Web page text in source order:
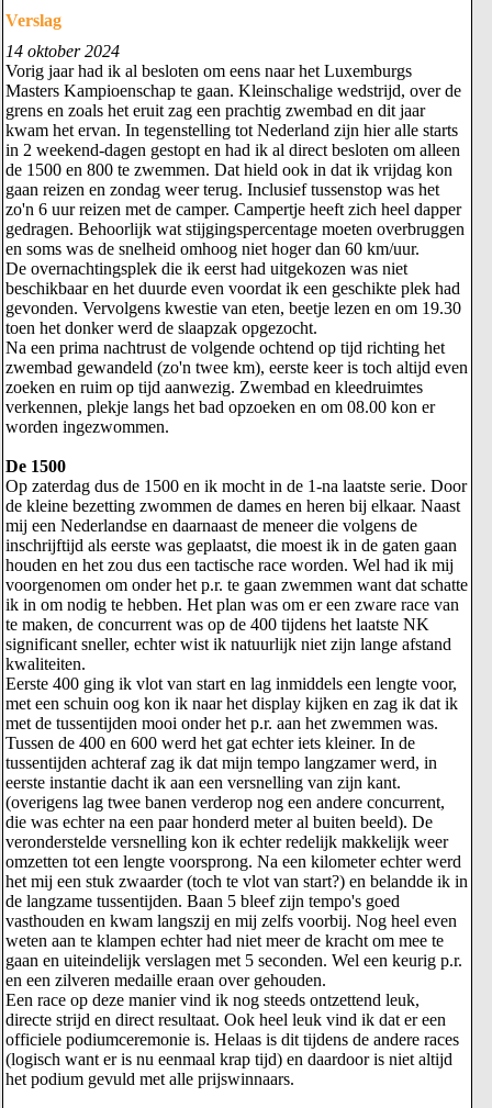
Verslag
14 oktober 2024
Vorig jaar had ik al besloten om eens naar het Luxemburgs
Masters Kampioenschap te gaan. Kleinschalige wedstrijd, over de
grens en zoals het eruit zag een prachtig zwembad en dit jaar
kwam het ervan. In tegenstelling tot Nederland zijn hier alle starts
in 2 weekend-dagen gestopt en had ik al direct besloten om alleen
de 1500 en 800 te zwemmen. Dat hield ook in dat ik vrijdag kon
gaan reizen en zondag weer terug. Inclusief tussenstop was het
zo'n 6 uur reizen met de camper. Campertje heeft zich heel dapper
gedragen. Behoorlijk wat stijgingspercentage moeten overbruggen
en soms was de snelheid omhoog niet hoger dan 60 km/uur.
De overnachtingsplek die ik eerst had uitgekozen was niet
beschikbaar en het duurde even voordat ik een geschikte plek had
gevonden. Vervolgens kwestie van eten, beetje lezen en om 19.30
toen het donker werd de slaapzak opgezocht.
Na een prima nachtrust de volgende ochtend op tijd richting het
zwembad gewandeld (zo'n twee km), eerste keer is toch altijd even
zoeken en ruim op tijd aanwezig. Zwembad en kleedruimtes
verkennen, plekje langs het bad opzoeken en om 08.00 kon er
worden ingezwommen.
De 1500
Op zaterdag dus de 1500 en ik mocht in de 1-na laatste serie. Door
de kleine bezetting zwommen de dames en heren bij elkaar. Naast
mij een Nederlandse en daarnaast de meneer die volgens de
inschrijftijd als eerste was geplaatst, die moest ik in de gaten gaan
houden en het zou dus een tactische race worden. Wel had ik mij
voorgenomen om onder het p.r. te gaan zwemmen want dat schatte
ik in om nodig te hebben. Het plan was om er een zware race van
te maken, de concurrent was op de 400 tijdens het laatste NK
significant sneller, echter wist ik natuurlijk niet zijn lange afstand
kwaliteiten.
Eerste 400 ging ik vlot van start en lag inmiddels een lengte voor,
met een schuin oog kon ik naar het display kijken en zag ik dat ik
met de tussentijden mooi onder het p.r. aan het zwemmen was.
Tussen de 400 en 600 werd het gat echter iets kleiner. In de
tussentijden achteraf zag ik dat mijn tempo langzamer werd, in
eerste instantie dacht ik aan een versnelling van zijn kant.
(overigens lag twee banen verderop nog een andere concurrent,
die was echter na een paar honderd meter al buiten beeld). De
veronderstelde versnelling kon ik echter redelijk makkelijk weer
omzetten tot een lengte voorsprong. Na een kilometer echter werd
het mij een stuk zwaarder (toch te vlot van start?) en belandde ik in
de langzame tussentijden. Baan 5 bleef zijn tempo's goed
vasthouden en kwam langszij en mij zelfs voorbij. Nog heel even
weten aan te klampen echter had niet meer de kracht om mee te
gaan en uiteindelijk verslagen met 5 seconden. Wel een keurig p.r.
en een zilveren medaille eraan over gehouden.
Een race op deze manier vind ik nog steeds ontzettend leuk,
directe strijd en direct resultaat. Ook heel leuk vind ik dat er een
officiele podiumceremonie is. Helaas is dit tijdens de andere races
(logisch want er is nu eenmaal krap tijd) en daardoor is niet altijd
het podium gevuld met alle prijswinnaars.